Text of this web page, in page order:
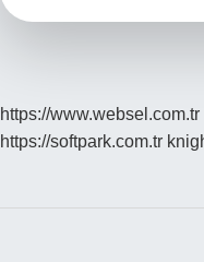
https://www.websel.com.tr
https://softpark.com.tr